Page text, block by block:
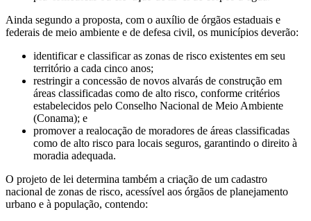
Ainda segundo a proposta, com o auxílio de órgãos estaduais e
federais de meio ambiente e de defesa civil, os municípios deverão:
identificar e classificar as zonas de risco existentes em seu
território a cada cinco anos;
restringir a concessão de novos alvarás de construção em
áreas classificadas como de alto risco, conforme critérios
estabelecidos pelo Conselho Nacional de Meio Ambiente
(Conama); e
promover a realocação de moradores de áreas classificadas
como de alto risco para locais seguros, garantindo o direito à
moradia adequada.
O projeto de lei determina também a criação de um cadastro
nacional de zonas de risco, acessível aos órgãos de planejamento
urbano e à população, contendo: